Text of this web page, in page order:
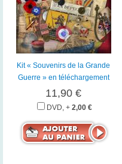
Kit « Souvenirs de la Grande
Guerre » en téléchargement
11,90 €
DVD, + 2,00 €